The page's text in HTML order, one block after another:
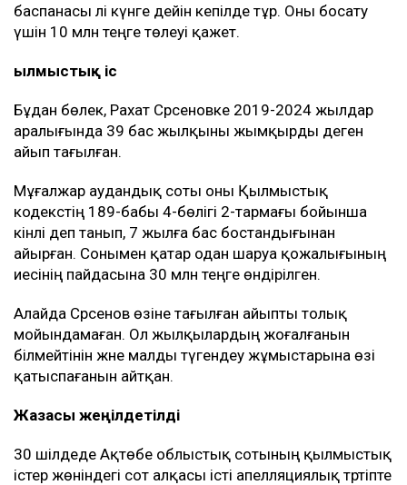
баспанасы әлі күнге дейін кепілде тұр. Оны босату
үшін 10 млн теңге төлеуі қажет.
Қылмыстық іс
Бұдан бөлек, Рахат Сәрсеновке 2019-2024 жылдар
аралығында 39 бас жылқыны жымқырды деген
айып тағылған.
Мұғалжар аудандық соты оны Қылмыстық
кодекстің 189-бабы 4-бөлігі 2-тармағы бойынша
кінәлі деп танып, 7 жылға бас бостандығынан
айырған. Сонымен қатар одан шаруа қожалығының
иесінің пайдасына 30 млн теңге өндірілген.
Алайда Сәрсенов өзіне тағылған айыпты толық
мойындамаған. Ол жылқылардың жоғалғанын
білмейтінін және малды түгендеу жұмыстарына өзі
қатыспағанын айтқан.
Жазасы жеңілдетілді
30 шілдеде Ақтөбе облыстық сотының қылмыстық
істер жөніндегі сот алқасы істі апелляциялық тәртіпте